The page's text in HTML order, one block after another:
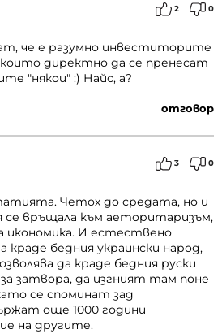
2 0
че е разумно инвеститорите
които директно да се пренесат
"някои" :) Найс, а?
отговор
3 0
Четох до средата, но и
се връщала към аеторитаризъм,
икономика. И естествено
краде бедния украински народ,
да краде бедния руски
затвора, да изгният там поне
се споминат зад
още 1000 години
на другите.